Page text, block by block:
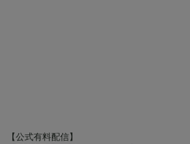
【公式有料配信】